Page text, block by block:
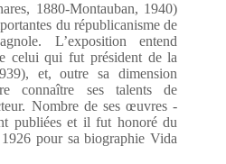
1880-Montauban, 1940)
du républicanisme de
L’exposition entend
celui qui fut président de la
et, outre sa dimension
connaître ses talents de
Nombre de ses œuvres -
publiées et il fut honoré du
pour sa biographie Vida